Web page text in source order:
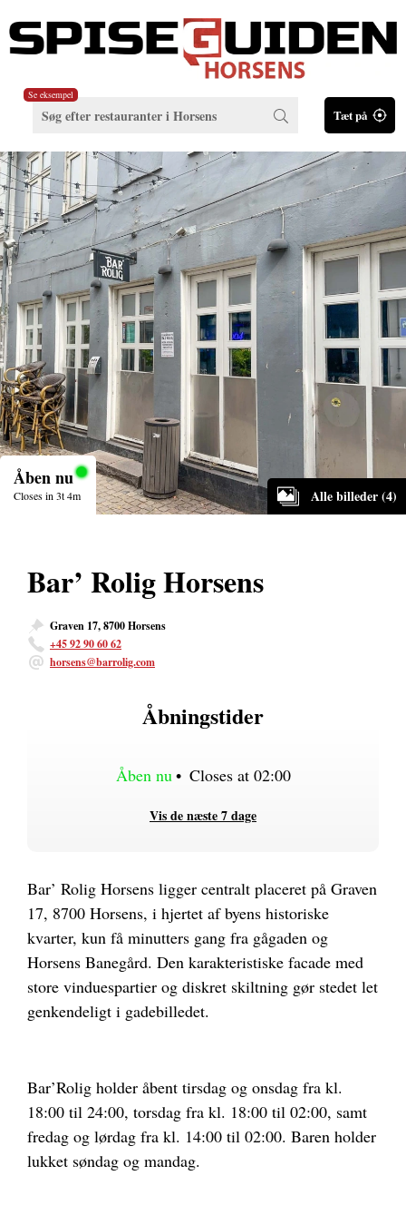
Se eksempel
Tæt på
Alle billeder (4)
Åben nu
Closes in 3t 4m
Bar’ Rolig Horsens
Graven 17, 8700 Horsens
+45 92 90 60 62
horsens@barrolig.com
Åbningstider
Åben nu• Closes at 02:00
Vis de næste 7 dage
Bar’ Rolig Horsens ligger centralt placeret på Graven
17, 8700 Horsens, i hjertet af byens historiske
kvarter, kun få minutters gang fra gågaden og
Horsens Banegård. Den karakteristiske facade med
store vinduespartier og diskret skiltning gør stedet let
genkendeligt i gadebilledet.
Bar’Rolig holder åbent tirsdag og onsdag fra kl.
18:00 til 24:00, torsdag fra kl. 18:00 til 02:00, samt
fredag og lørdag fra kl. 14:00 til 02:00. Baren holder
lukket søndag og mandag.